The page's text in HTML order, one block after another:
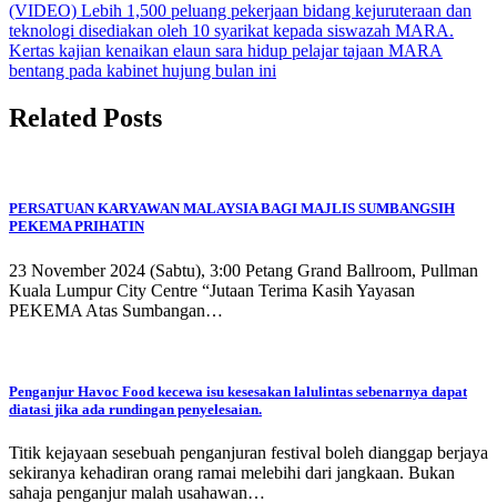
(VIDEO) Lebih 1,500 peluang pekerjaan bidang kejuruteraan dan
teknologi disediakan oleh 10 syarikat kepada siswazah MARA.
Kertas kajian kenaikan elaun sara hidup pelajar tajaan MARA
bentang pada kabinet hujung bulan ini
Related Posts
PERSATUAN KARYAWAN MALAYSIA BAGI MAJLIS SUMBANGSIH
PEKEMA PRIHATIN
23 November 2024 (Sabtu), 3:00 Petang Grand Ballroom, Pullman
Kuala Lumpur City Centre “Jutaan Terima Kasih Yayasan
PEKEMA Atas Sumbangan…
Penganjur Havoc Food kecewa isu kesesakan lalulintas sebenarnya dapat
diatasi jika ada rundingan penyelesaian.
Titik kejayaan sesebuah penganjuran festival boleh dianggap berjaya
sekiranya kehadiran orang ramai melebihi dari jangkaan. Bukan
sahaja penganjur malah usahawan…